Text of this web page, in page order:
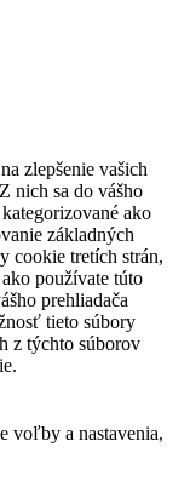
zlepšenie vašich
nich sa do vášho
ako
základných
cookie tretích strán,
používate túto
prehliadača
tieto súbory
z týchto súborov
voľby a nastavenia,